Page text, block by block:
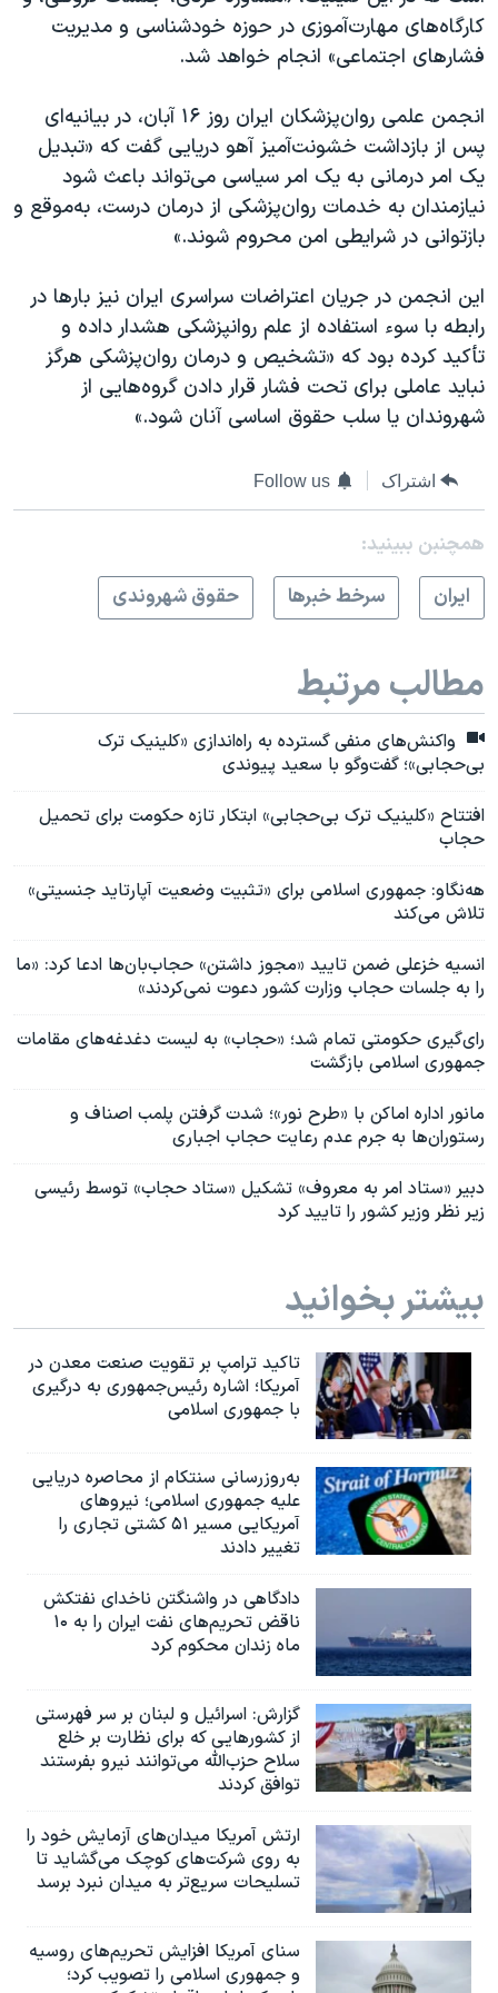
کارگاه‌های مهارت‌آموزی در حوزه خودشناسی و مدیریت
فشارهای اجتماعی» انجام خواهد شد.
انجمن علمی روان‌پزشکان ایران روز ۱۶ آبان، در بیانیه‌ای
پس از بازداشت خشونت‌آمیز آهو دریایی گفت که «تبدیل
یک امر درمانی به یک امر سیاسی می‌تواند باعث شود
نیازمندان به خدمات روان‌‌پزشکی از درمان درست، به‌موقع و
بازتوانی در شرایطی امن محروم شوند.»
این انجمن در جریان اعتراضات سراسری ایران نیز بارها در
رابطه با سوء استفاده از علم روانپزشکی هشدار داده و
تأکید کرده بود که «تشخیص و درمان روان‌پزشکی هرگز
نباید عاملی برای تحت فشار قرار دادن گروه‌هایی از
شهروندان یا سلب حقوق اساسی آنان شود.»
اشتراک Follow us
همچنبن ببینید:
ايران
سرخط خبرها حقوق شهروندی
مطالب مرتبط
واکنش‌های منفی گسترده به راه‌اندازی «کلینیک ترک
بی‌حجابی»؛ گفت‌وگو با سعید پیوندی
افتتاح «کلینیک ترک بی‌حجابی» ابتکار تازه حکومت برای تحمیل
حجاب
هه‌نگاو: جمهوری اسلامی برای «تثبیت وضعیت آپارتاید جنسیتی»
تلاش می‌کند
انسیه خزعلی ضمن تایید «مجوز داشتن» حجاب‌بان‌ها ادعا کرد: «ما
را به جلسات حجاب وزارت کشور دعوت نمی‌کردند»
رای‌گیری حکومتی تمام شد؛ «حجاب» به لیست دغدغه‌های مقامات
جمهوری اسلامی بازگشت
مانور اداره اماکن با «طرح نور»؛ شدت گرفتن پلمب اصناف و
رستوران‌ها به جرم عدم رعایت حجاب اجباری
دبیر «ستاد امر به معروف» تشکیل «ستاد حجاب» توسط رئیسی
زیر نظر وزیر کشور را تایید کرد
بیشتر بخوانید
تاکید ترامپ بر تقویت صنعت معدن در
آمریکا؛ اشاره رئیس‌جمهوری به درگیری
با جمهوری اسلامی
به‌روزرسانی سنتکام از محاصره دریایی
علیه جمهوری اسلامی؛ نیروهای
آمریکایی مسیر ۵۱ کشتی تجاری را
تغییر دادند
دادگاهی در واشنگتن ناخدای نفتکش
ناقض تحریم‌های نفت ایران را به ۱۰
ماه زندان محکوم کرد
گزارش‌: اسرائيل و لبنان بر سر فهرستی
از کشورهایی که برای نظارت بر خلع
سلاح حزب‌الله می‌توانند نیرو بفرستند
توافق کردند
ارتش آمریکا میدان‌های آزمایش خود را
به روی شرکت‌های کوچک می‌گشاید تا
تسلیحات سریع‌تر به میدان نبرد برسد
سنای آمریکا افزایش تحریم‌های روسیه
و جمهوری اسلامی را تصویب کرد؛